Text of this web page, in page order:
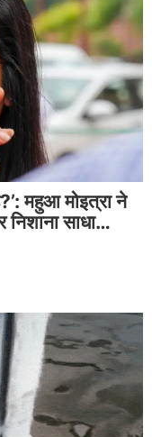
महुआ मोइत्रा ने
निशाना साधा…